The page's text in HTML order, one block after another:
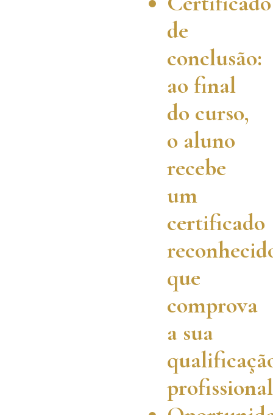
de
conclusão:
ao final
do curso,
o aluno
recebe
um
certificado
que
comprova
a sua